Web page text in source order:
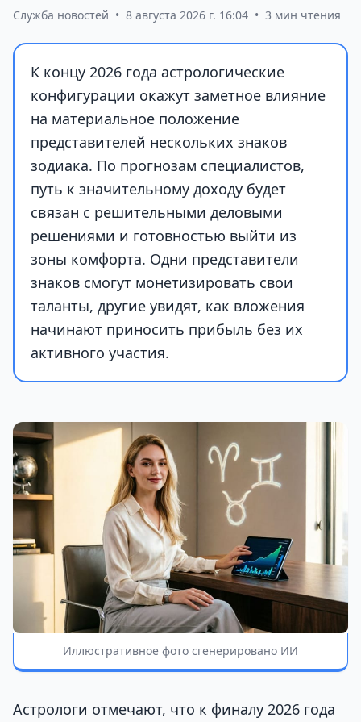
Служба новостей • 8 августа 2026 г. 16:04 • 3 мин чтения
К концу 2026 года астрологические
конфигурации окажут заметное влияние
на материальное положение
представителей нескольких знаков
зодиака. По прогнозам специалистов,
путь к значительному доходу будет
связан с решительными деловыми
решениями и готовностью выйти из
зоны комфорта. Одни представители
знаков смогут монетизировать свои
таланты, другие увидят, как вложения
начинают приносить прибыль без их
активного участия.
Иллюстративное фото сгенерировано ИИ
Астрологи отмечают, что к финалу 2026 года